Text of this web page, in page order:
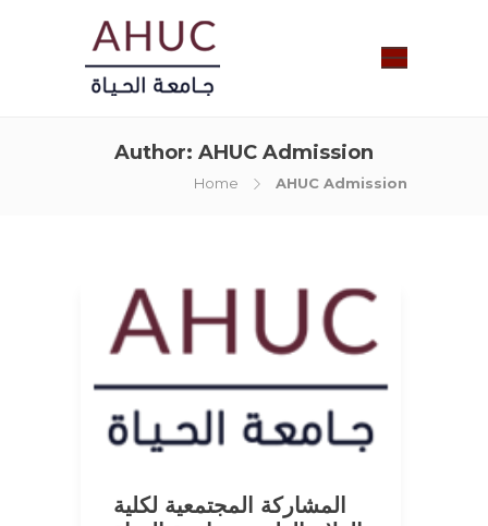
Author: AHUC Admission
Home AHUC Admission
المشاركة المجتمعية لكلية